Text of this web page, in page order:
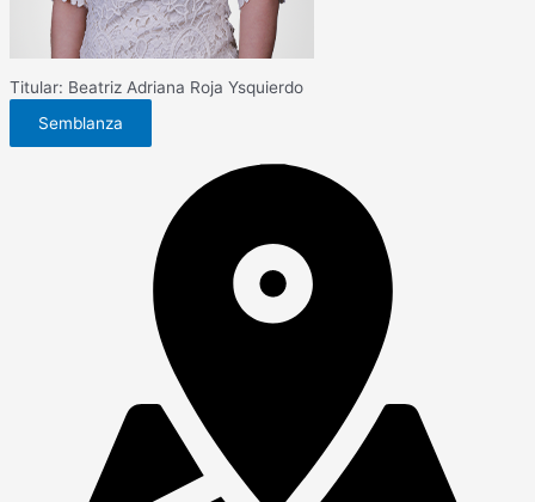
Titular: Beatriz Adriana Roja Ysquierdo
Semblanza